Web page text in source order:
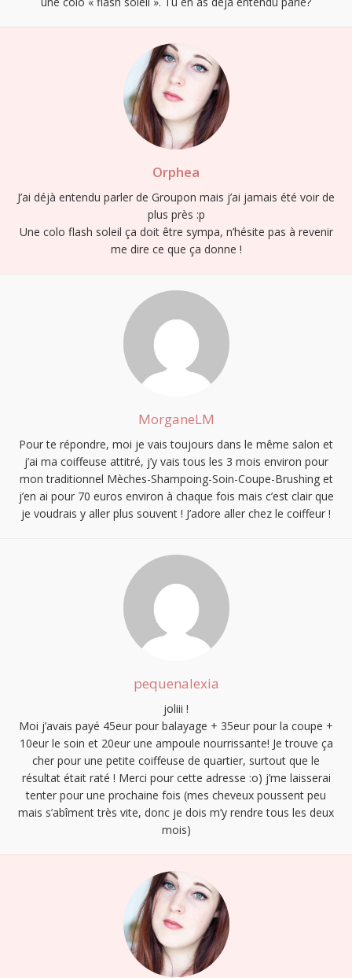
Orphea
J’ai déjà entendu parler de Groupon mais j’ai jamais été voir de
plus près :p
Une colo flash soleil ça doit être sympa, n’hésite pas à revenir
me dire ce que ça donne !
MorganeLM
Pour te répondre, moi je vais toujours dans le même salon et
j’ai ma coiffeuse attitré, j’y vais tous les 3 mois environ pour
mon traditionnel Mèches-Shampoing-Soin-Coupe-Brushing et
j’en ai pour 70 euros environ à chaque fois mais c’est clair que
je voudrais y aller plus souvent ! J’adore aller chez le coiffeur !
pequenalexia
joliii !
Moi j’avais payé 45eur pour balayage + 35eur pour la coupe +
10eur le soin et 20eur une ampoule nourrissante! Je trouve ça
cher pour une petite coiffeuse de quartier, surtout que le
résultat était raté ! Merci pour cette adresse :o) j’me laisserai
tenter pour une prochaine fois (mes cheveux poussent peu
mais s’abîment très vite, donc je dois m’y rendre tous les deux
mois)